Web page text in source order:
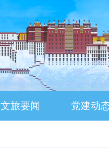
文旅要闻 党建动